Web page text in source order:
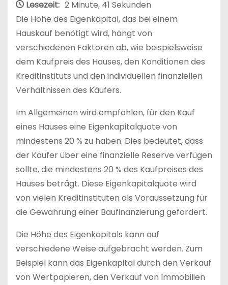
Lesezeit: 2 Minute, 41 Sekunden
Die Höhe des Eigenkapital, das bei einem
Hauskauf benötigt wird, hängt von
verschiedenen Faktoren ab, wie beispielsweise
dem Kaufpreis des Hauses, den Konditionen des
Kreditinstituts und den individuellen finanziellen
Verhältnissen des Käufers.
Im Allgemeinen wird empfohlen, für den Kauf
eines Hauses eine Eigenkapitalquote von
mindestens 20 % zu haben. Dies bedeutet, dass
der Käufer über eine finanzielle Reserve verfügen
sollte, die mindestens 20 % des Kaufpreises des
Hauses beträgt. Diese Eigenkapitalquote wird
von vielen Kreditinstituten als Voraussetzung für
die Gewährung einer Baufinanzierung gefordert.
Die Höhe des Eigenkapitals kann auf
verschiedene Weise aufgebracht werden. Zum
Beispiel kann das Eigenkapital durch den Verkauf
von Wertpapieren, den Verkauf von Immobilien